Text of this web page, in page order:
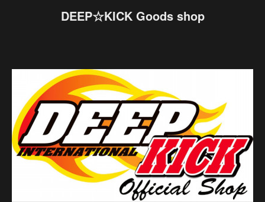
DEEP☆KICK Goods shop